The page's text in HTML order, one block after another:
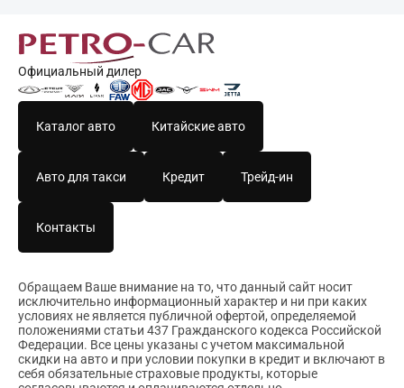
Официальный дилер
Каталог авто Китайские авто
Авто для такси Кредит Трейд-ин
Контакты
Обращаем Ваше внимание на то, что данный сайт носит
исключительно информационный характер и ни при каких
условиях не является публичной офертой, определяемой
положениями статьи 437 Гражданского кодекса Российской
Федерации. Все цены указаны с учетом максимальной
скидки на авто и при условии покупки в кредит и включают в
себя обязательные страховые продукты, которые